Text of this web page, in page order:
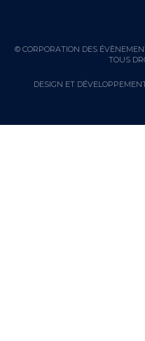
© CORPORATION DES
TOUS
DESIGN ET